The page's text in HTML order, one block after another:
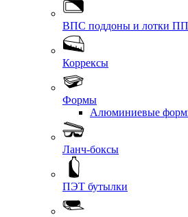
ВПС поддоны и лотки ПП
Коррексы
Формы
Алюминиевые
Ланч-боксы
ПЭТ бутылки